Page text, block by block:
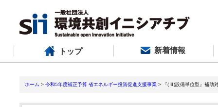
トップ 新着情報
ホーム > 令和5年度補正予算 省エネルギー投資促進支援事業 > 『(Ⅲ)設備単位型』補助